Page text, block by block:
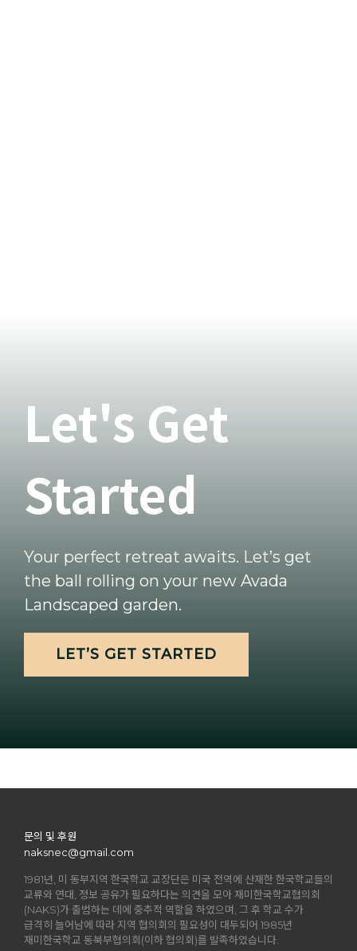
Let's Get
Started
Your perfect retreat awaits. Let’s get
the ball rolling on your new Avada
Landscaped garden.
LET’S GET STARTED
문의 및 후원
naksnec@gmail.com
1981년, 미 동부지역 한국학교 교장단은 미국 전역에 산재한 한국학교들의
교류와 연대, 정보 공유가 필요하다는 의견을 모아 재미한국학교협의회
(NAKS)가 출범하는 데에 중추적 역할을 하였으며, 그 후 학교 수가
급격히 늘어남에 따라 지역 협의회의 필요성이 대두되어 1985년
재미한국학교 동북부협의회(이하 협의회)를 발족하였습니다.